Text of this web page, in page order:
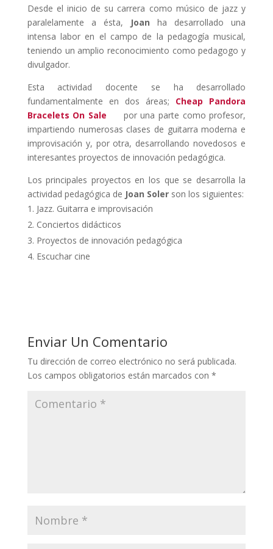
Desde el inicio de su carrera como músico de jazz y
paralelamente a ésta,
Joan ha desarrollado una
intensa labor en el campo de la pedagogía musical,
teniendo un amplio reconocimiento como pedagogo y
divulgador.
Esta actividad docente se ha desarrollado
fundamentalmente en dos áreas; Cheap Pandora
Bracelets On Sale por una parte como profesor,
impartiendo numerosas clases de guitarra moderna e
improvisación y, por otra, desarrollando novedosos e
interesantes proyectos de innovación pedagógica.
Los principales proyectos en los que se desarrolla la
actividad pedagógica de Joan Solerson los siguientes:
Jazz. Guitarra e improvisación
Conciertos didácticos
Proyectos de innovación pedagógica
Escuchar cine
Enviar Un Comentario
Tu dirección de correo electrónico no será publicada.
Los campos obligatorios están marcados con *